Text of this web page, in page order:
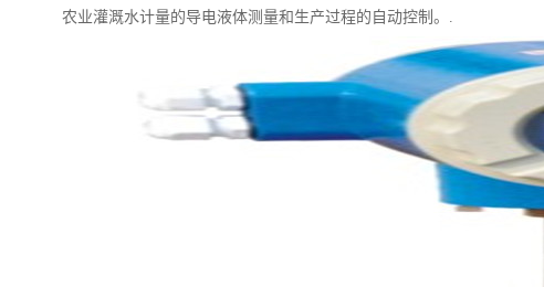
农业灌溉水计量的导电液体测量和生产过程的自动控制。.